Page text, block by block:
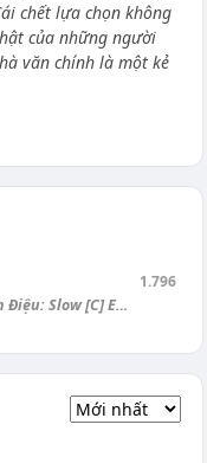
chết lựa chọn không
của những người
văn chính là một kẻ
♪ Hợp âm theo giọng: Vũ Khanh Điệu: Slow [C] Em gối đầu sương [Em] xuống...
1.796